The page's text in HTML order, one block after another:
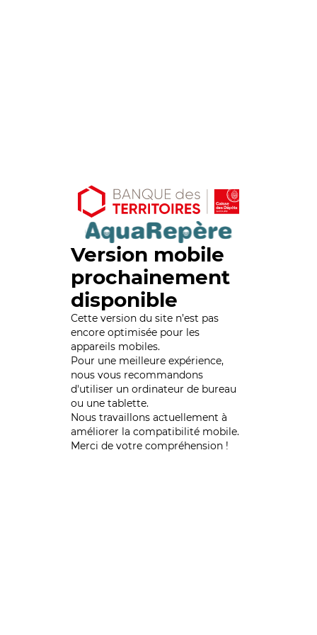
Version mobile
prochainement
disponible
Cette version du site n’est pas
encore optimisée pour les
appareils mobiles.
Pour une meilleure expérience,
nous vous recommandons
d'utiliser un ordinateur de bureau
ou une tablette.
Nous travaillons actuellement à
améliorer la compatibilité mobile.
Merci de votre compréhension !